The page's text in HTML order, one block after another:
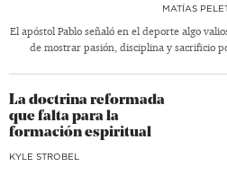
MATÍAS
El apóstol Pablo señaló en el deporte algo
de mostrar pasión, disciplina y sacrificio
La doctrina reformada
que falta para la
formación espiritual
KYLE STROBEL